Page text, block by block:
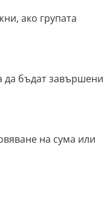
ако групата
да бъдат завършени
на сума или